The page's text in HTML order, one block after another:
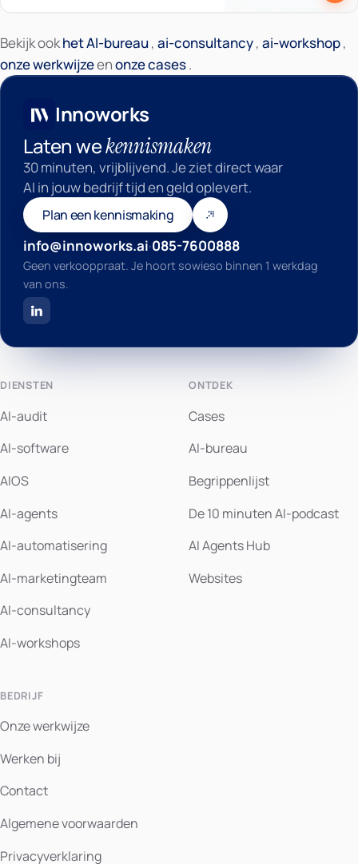
Bekijk ookhet AI-bureau, ai-consultancy, ai-workshop,
onze werkwijzeenonze cases.
Innoworks
Innoworks
Laten wekennismaken
30 minuten, vrijblijvend. Je ziet direct waar
AI in jouw bedrijf tijd en geld oplevert.
Plan een kennismaking
info@innoworks.ai·085-7600888
Geen verkooppraat. Je hoort sowieso binnen 1 werkdag
van ons.
DIENSTEN
AI-audit
AI-software
AIOS
AI-agents
AI-automatisering
AI-marketingteam
AI-consultancy
AI-workshops
ONTDEK
Cases
AI-bureau
Begrippenlijst
De 10 minuten AI-podcast
AI Agents Hub
Websites
BEDRIJF
Onze werkwijze
Werken bij
Contact
Algemene voorwaarden
Privacyverklaring